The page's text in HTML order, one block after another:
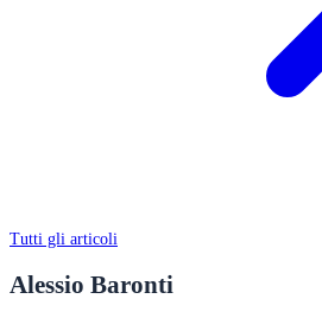
Tutti gli articoli
Alessio Baronti